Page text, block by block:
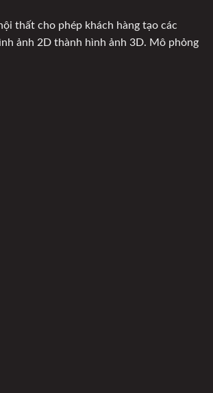
thất cho phép khách hàng tạo các
ảnh 2D thành hình ảnh 3D. Mô phỏng